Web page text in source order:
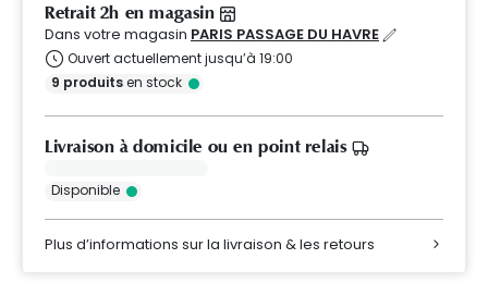
Retrait 2h en magasin
Dans votre magasin PARIS PASSAGE DU HAVRE
Ouvert actuellement jusqu’à 19:00
9 produitsen stock
Livraison à domicile ou en point relais
Disponible
Plus d’informations sur la livraison & les retours